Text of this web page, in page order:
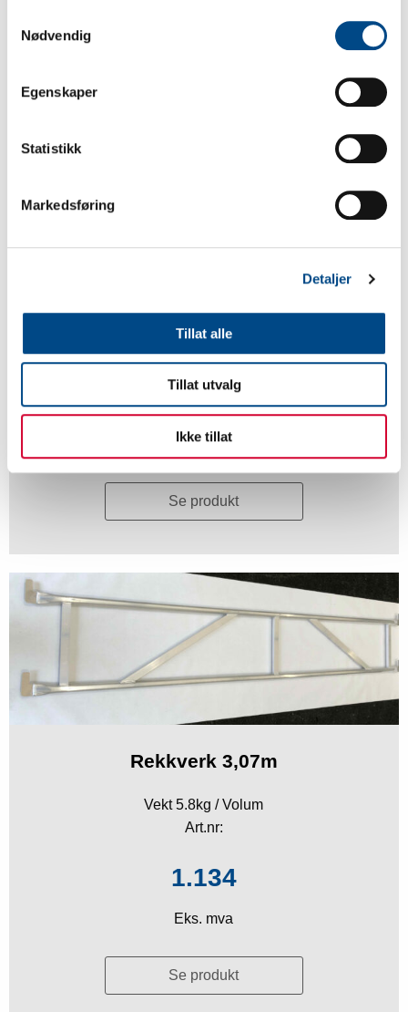
Nødvendig
Egenskaper
Statistikk
Markedsføring
Detaljer
Tillat alle
Tillat utvalg
Ikke tillat
Vekt 8.3kg / Volum
Art.nr:
924
Eks. mva
Se produkt
Rekkverk 3,07m
Vekt 5.8kg / Volum
Art.nr:
1.134
Eks. mva
Se produkt